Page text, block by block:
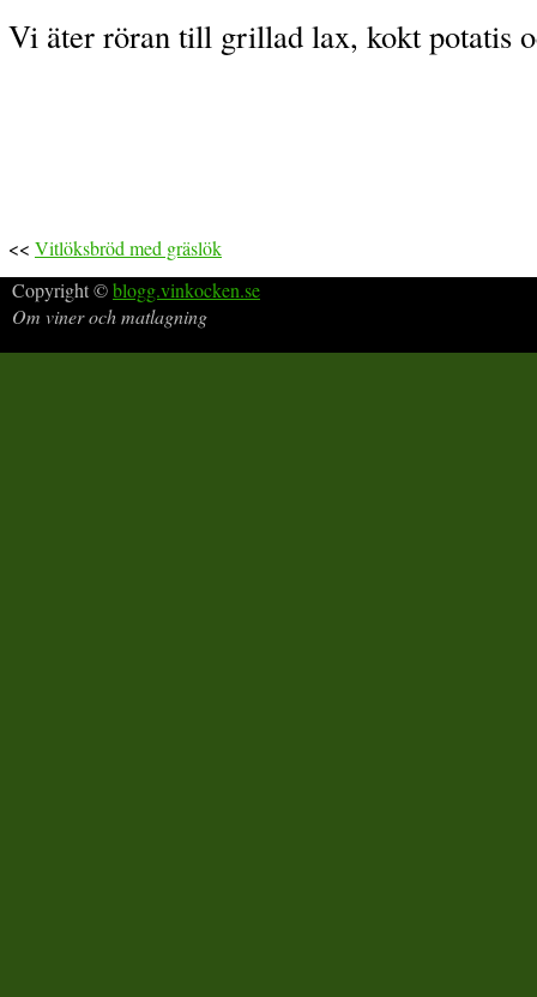
Vi äter röran till grillad lax, kokt potatis
<< Vitlöksbröd med gräslök
Copyright ©blogg.vinkocken.se
Om viner och matlagning